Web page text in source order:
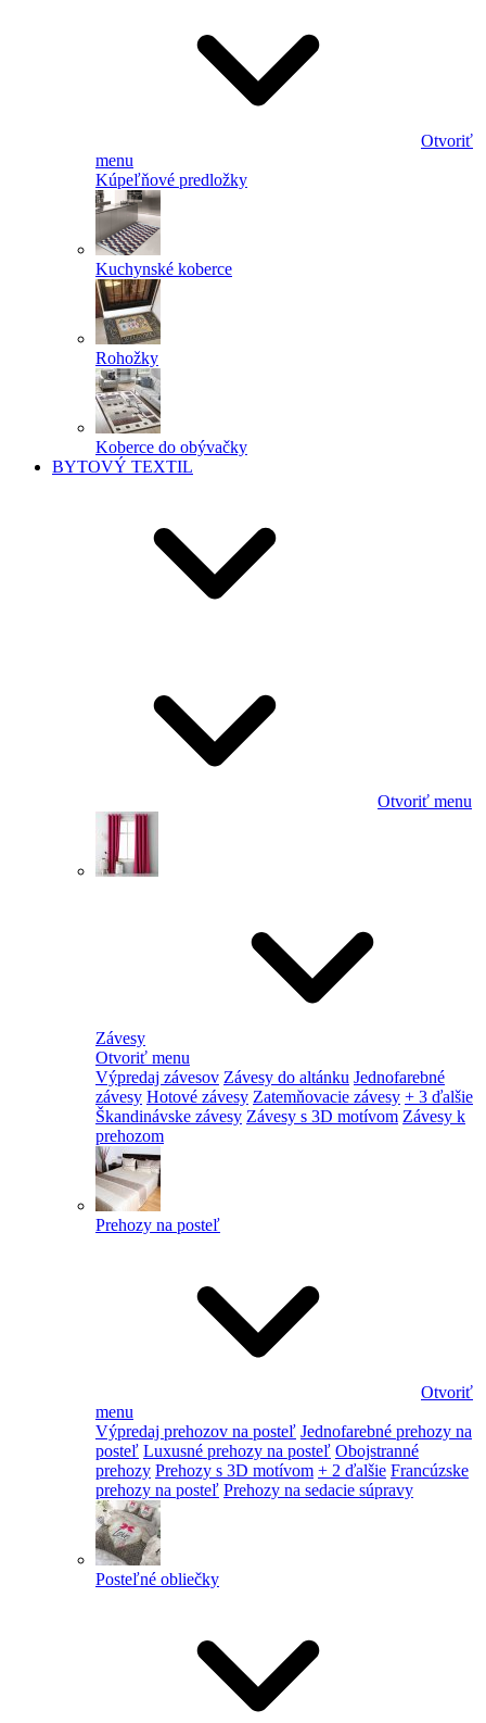
Otvoriť
menu
Kúpeľňové predložky
Kuchynské koberce
Rohožky
Koberce do obývačky
BYTOVÝ TEXTIL
Otvoriť menu
Závesy
Otvoriť menu
Výpredaj závesov Závesy do altánku Jednofarebné
závesy Hotové závesy Zatemňovacie závesy + 3 ďalšie
Škandinávske závesy Závesy s 3D motívom Závesy k
prehozom
Prehozy na posteľ
Otvoriť
menu
Výpredaj prehozov na posteľ Jednofarebné prehozy na
posteľ Luxusné prehozy na posteľ Obojstranné
prehozy Prehozy s 3D motívom + 2 ďalšie Francúzske
prehozy na posteľ Prehozy na sedacie súpravy
Posteľné obliečky